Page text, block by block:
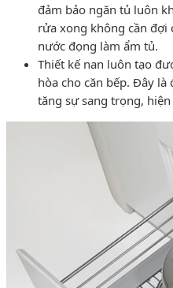
đảm bảo ngăn tủ luôn
rửa xong không cần đợi
nước đọng làm ẩm tủ.
Thiết kế nan luôn tạo
hòa cho căn bếp. Đây
tăng sự sang trọng,